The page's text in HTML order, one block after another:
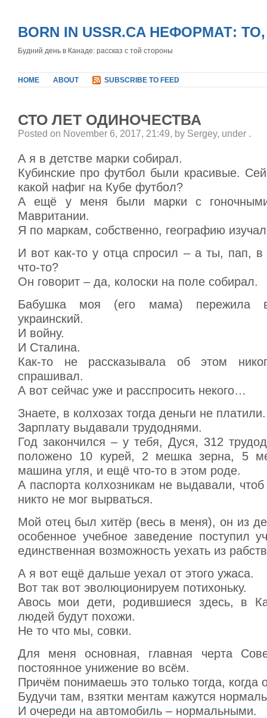
BORN IN USSR.CA НЕФОРМАТ:
Будний день в Канаде: рассказ с той стороны
HOME ABOUT SUBSCRIBE TO FEED
СТО ЛЕТ ОДИНОЧЕСТВА
Posted on November 6, 2017, 21:49, by Sergey, under .
А я в детстве марки собирал.
Кубинские про футбол были красивые.
какой нафиг на Кубе футбол?
А ещё у меня были марки с
Мавритании.
Я по маркам, собственно, географию
И вот как-то у отца спросил – а ты, пап, в
что-то?
Он говорит – да, колоски на поле собирал.
Бабушка моя (его мама) пережила
украинский.
И войну.
И Сталина.
Как-то не рассказывала об этом
спрашивал.
А вот сейчас уже и расспросить некого…
Знаете, в колхозах тогда деньги не платили.
Зарплату выдавали трудоднями.
Год закончился – у тебя, Дуся, 312
положено 10 курей, 2 мешка зерна, 5
машина угля, и ещё что-то в этом роде.
А паспорта колхозникам не выдавали, чтоб
никто не мог вырваться.
Мой отец был хитёр (весь в меня), он из
особенное учебное заведение поступил
единственная возможность уехать из
А я вот ещё дальше уехал от этого ужаса.
Вот так вот эволюционируем потихоньку.
Авось мои дети, родившиеся здесь, в
людей будут похожи.
Не то что мы, совки.
Для меня основная, главная черта
постоянное унижение во всём.
Причём понимаешь это только тогда, когда
Будучи там, взятки ментам кажутся
И очереди на автомобиль – нормальными.